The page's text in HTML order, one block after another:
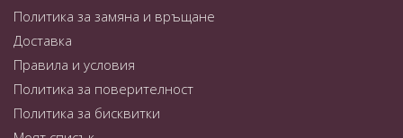
Политика за замяна и връщане
Доставка
Правила и условия
Политика за поверителност
Политика за бисквитки